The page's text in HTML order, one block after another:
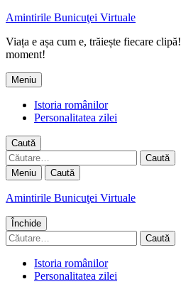
Amintirile Bunicuţei Virtuale
Viața e așa cum e, trăiește fiecare
moment!
Meniu
Istoria românilor
Personalitatea zilei
Caută
Caută
după:
Meniu Caută
Amintirile Bunicuţei Virtuale
Închide
Caută
după:
Istoria românilor
Personalitatea zilei